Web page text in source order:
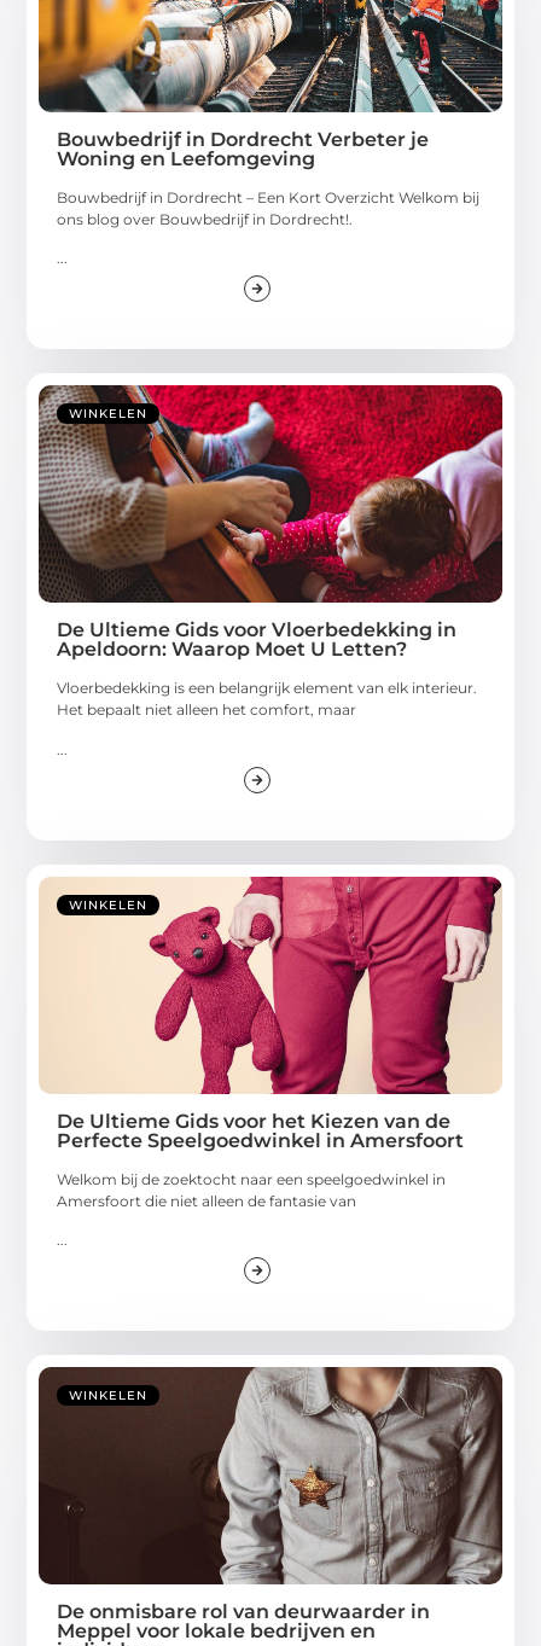
Bouwbedrijf in Dordrecht Verbeter je
Woning en Leefomgeving
Bouwbedrijf in Dordrecht – Een Kort Overzicht Welkom bij
ons blog over Bouwbedrijf in Dordrecht!.
...
WINKELEN
De Ultieme Gids voor Vloerbedekking in
Apeldoorn: Waarop Moet U Letten?
Vloerbedekking is een belangrijk element van elk interieur.
Het bepaalt niet alleen het comfort, maar
WINKELEN
De Ultieme Gids voor het Kiezen van de
Perfecte Speelgoedwinkel in Amersfoort
Welkom bij de zoektocht naar een speelgoedwinkel in
Amersfoort die niet alleen de fantasie van
WINKELEN
De onmisbare rol van deurwaarder in
Meppel voor lokale bedrijven en